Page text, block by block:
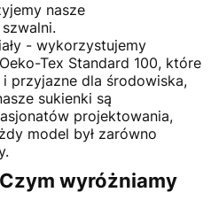
nasze
- wykorzystujemy
Tex Standard 100, które
przyjazne dla środowiska,
sukienki są
projektowania,
model był zarówno
wyróżniamy